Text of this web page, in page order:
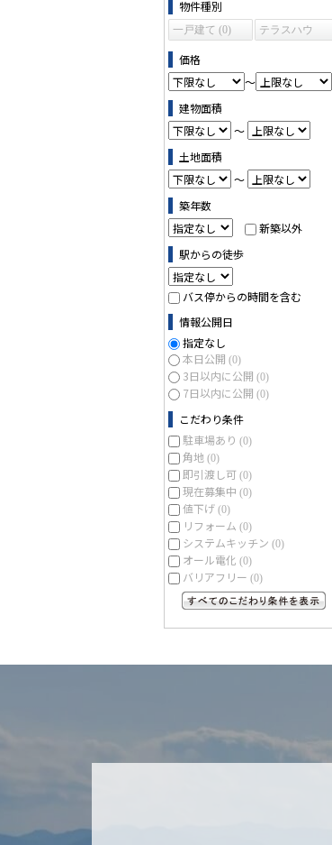
物件種別
一戸建て (0)
テラスハウ
価格
～
建物面積
～
土地面積
～
築年数
新築以外
駅からの徒歩
バス停からの時間を含む
情報公開日
指定なし
本日公開 (0)
3日以内に公開 (0)
7日以内に公開 (0)
こだわり条件
駐車場あり (0)
角地 (0)
即引渡し可 (0)
現在募集中 (0)
値下げ (0)
リフォーム (0)
システムキッチン (0)
オール電化 (0)
バリアフリー (0)